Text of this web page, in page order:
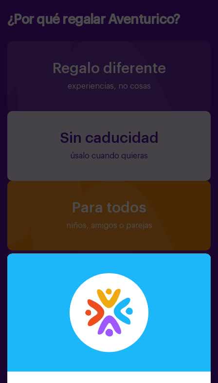
¿Por qué regalar Aventurico?
Regalo diferente
experiencias, no cosas
Sin caducidad
úsalo cuando quieras
Para todos
niños, amigos o parejas
Digital o caja regalo
pago online o en el local
¿Tienes dudas? Aquí te
respondemos